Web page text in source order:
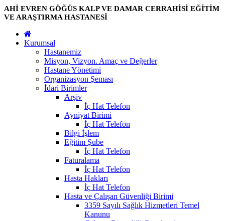
AHİ EVREN GÖĞÜS KALP VE DAMAR CERRAHİSİ EĞİTİM
VE ARAŞTIRMA HASTANESİ
Kurumsal
Hastanemiz
Misyon, Vizyon. Amaç ve Değerler
Hastane Yönetimi
Organizasyon Şeması
İdari Birimler
Arşiv
İç Hat Telefon
Ayniyat Birimi
İç Hat Telefon
Bilgi İşlem
Eğitim Şube
İç Hat Telefon
Faturalama
İç Hat Telefon
Hasta Hakları
İç Hat Telefon
Hasta ve Çalışan Güvenliği Birimi
3359 Sayılı Sağlık Hizmetleri Temel
Kanunu